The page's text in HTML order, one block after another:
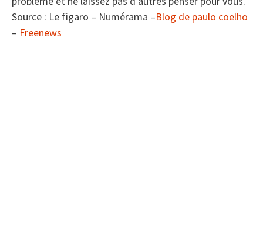
Source : Le figaro – Numérama –Blog de paulo coelho
– Freenews